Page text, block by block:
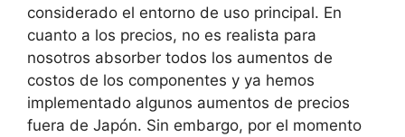
considerado el entorno de uso principal. En
cuanto a los precios, no es realista para
nosotros absorber todos los aumentos de
costos de los componentes y ya hemos
implementado algunos aumentos de precios
fuera de Japón. Sin embargo, por el momento